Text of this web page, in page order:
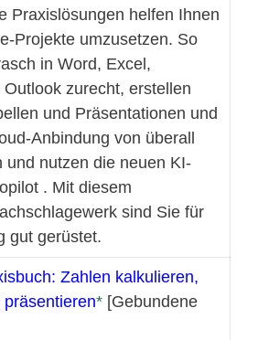
Praxislösungen helfen Ihnen
Projekte umzusetzen. So
in Word, Excel,
zurecht, erstellen
und Präsentationen und
Anbindung von überall
und nutzen die neuen KI-
. Mit diesem
sind Sie für
gut gerüstet.
Zahlen kalkulieren,
[Gebundene